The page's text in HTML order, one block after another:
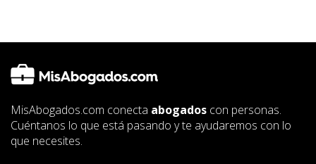
MisAbogados.com conecta abogados con personas.
Cuéntanos lo que está pasando y te ayudaremos con lo
que necesites.